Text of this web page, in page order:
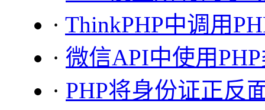
· ThinkPHP中调用
· 微信API中使用
· PHP将身份证正反